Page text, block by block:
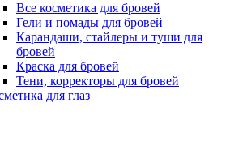
Все косметика для бровей
Гели и помады для бровей
Карандаши, стайлеры и туши для
бровей
Краска для бровей
Тени, корректоры для бровей
для глаз